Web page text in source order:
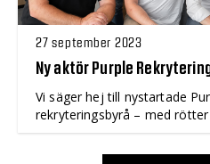
27 september 2023
Ny aktör Purple
Vi säger hej till nystartade
rekryteringsbyrå – med rötter